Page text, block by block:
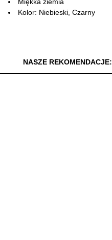
Kolor: Niebieski, Czarny
NASZE REKOMENDACJE: